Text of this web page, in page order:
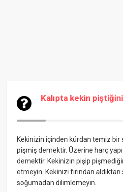
Kalıpta kekin
Kekinizin içinden kürdan temiz bir
pişmiş demektir. Üzerine harç
demektir. Kekinizin pişip
etmeyin. Kekinizi fırından
soğumadan dilimlemeyin.